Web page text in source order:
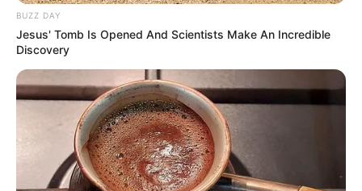
KERALA
BUZZ DAY
Jesus' Tomb Is Opened And Scientists Make An Incredible
Discovery